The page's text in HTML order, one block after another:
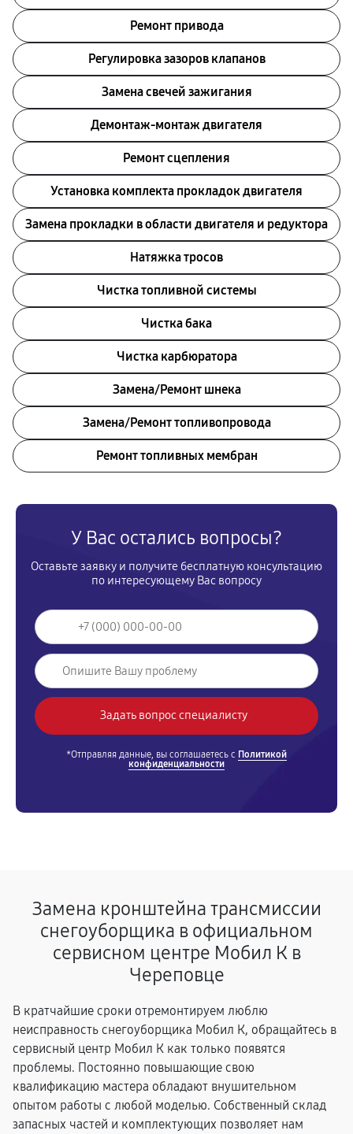
Ремонт привода
Регулировка зазоров клапанов
Замена свечей зажигания
Демонтаж-монтаж двигателя
Ремонт сцепления
Установка комплекта прокладок двигателя
Замена прокладки в области двигателя и редуктора
Натяжка тросов
Чистка топливной системы
Чистка бака
Чистка карбюратора
Замена/Pемонт шнека
Замена/Pемонт топливопровода
Ремонт топливных мембран
У Вас остались вопросы?
Оставьте заявку и получите бесплатную консультацию
по интересующему Вас вопросу
*Отправляя данные, вы соглашаетесь с Политикой
конфиденциальности
Замена кронштейна трансмиссии
снегоуборщика в официальном
сервисном центре Мобил К в
Череповце
В кратчайшие сроки отремонтируем люблю
неисправность снегоуборщика Мобил К, обращайтесь в
сервисный центр Мобил К как только появятся
проблемы. Постоянно повышающие свою
квалификацию мастера обладают внушительном
опытом работы с любой моделью. Собственный склад
запасных частей и комплектующих позволяет нам